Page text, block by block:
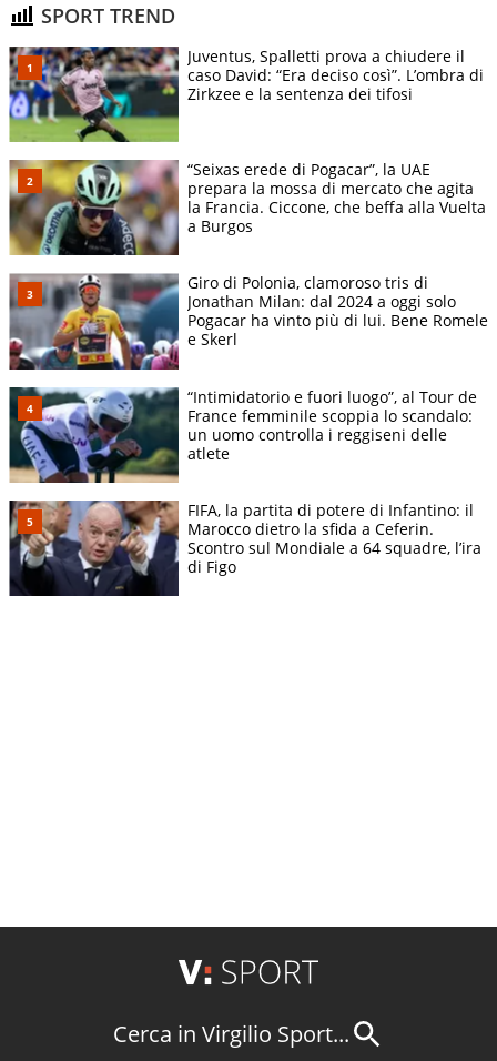
SPORT TREND
Juventus, Spalletti prova a chiudere il
caso David: “Era deciso così”. L’ombra di
Zirkzee e la sentenza dei tifosi
“Seixas erede di Pogacar”, la UAE
prepara la mossa di mercato che agita
la Francia. Ciccone, che beffa alla Vuelta
a Burgos
Giro di Polonia, clamoroso tris di
Jonathan Milan: dal 2024 a oggi solo
Pogacar ha vinto più di lui. Bene Romele
e Skerl
“Intimidatorio e fuori luogo”, al Tour de
France femminile scoppia lo scandalo:
un uomo controlla i reggiseni delle
atlete
FIFA, la partita di potere di Infantino: il
Marocco dietro la sfida a Ceferin.
Scontro sul Mondiale a 64 squadre, l’ira
di Figo
Cerca in Virgilio Sport...